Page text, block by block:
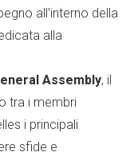
all’interno della
alla
Assembly, il
tra i membri
i principali
sfide e